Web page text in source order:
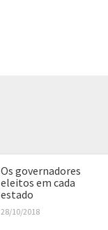
Os governadores
eleitos em cada
estado
28/10/2018